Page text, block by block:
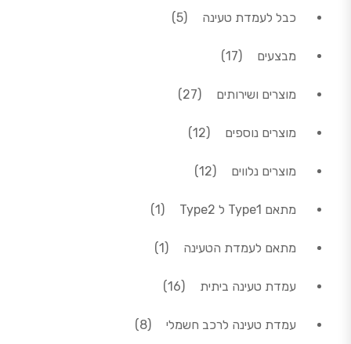
כבל לעמדת טעינה 55 מוצרים
מבצעים 1717 מוצרים
מוצרים ושירותים 2727 מוצרים
מוצרים נוספים 1212 מוצרים
מוצרים נלווים 1212 מוצרים
מתאם Type1 ל Type2 1מוצר 1
מתאם לעמדת הטעינה 1מוצר 1
עמדת טעינה ביתית 1616 מוצרים
עמדת טעינה לרכב חשמלי 88 מוצרים